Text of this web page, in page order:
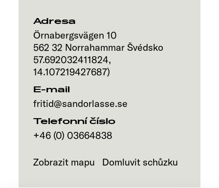
Adresa
Örnabergsvägen 10
562 32 Norrahammar Švédsko
57.692032411824,
14.107219427687)
E-mail
fritid@sandorlasse.se
Telefonní číslo
+46 (0) 03664838
Zobrazit mapu Domluvit schůzku